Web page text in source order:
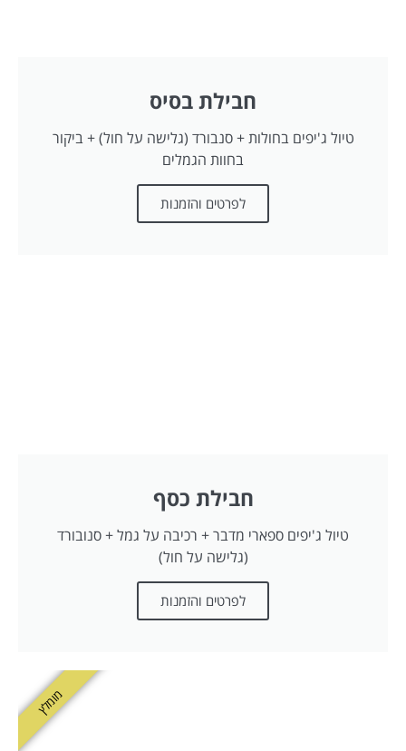
חבילת בסיס
טיול ג'יפים בחולות + סנבורד (גלישה על חול) + ביקור
בחוות הגמלים
לפרטים והזמנות
חבילת כסף
טיול ג'יפים ספארי מדבר + רכיבה על גמל + סנובורד
(גלישה על חול)
לפרטים והזמנות
מומלץ